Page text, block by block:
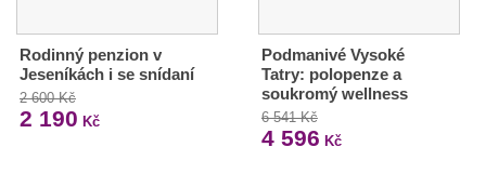
Rodinný penzion v
Jeseníkách i se snídaní
2 600 Kč
2 190 Kč
Podmanivé Vysoké
Tatry: polopenze a
soukromý wellness
6 541 Kč
4 596 Kč